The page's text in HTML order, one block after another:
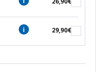
29,90€